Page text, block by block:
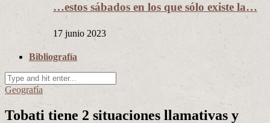
…estos sábados en los que sólo existe la…
17 junio 2023
Bibliografía
Geografía
Tobati tiene 2 situaciones llamativas y